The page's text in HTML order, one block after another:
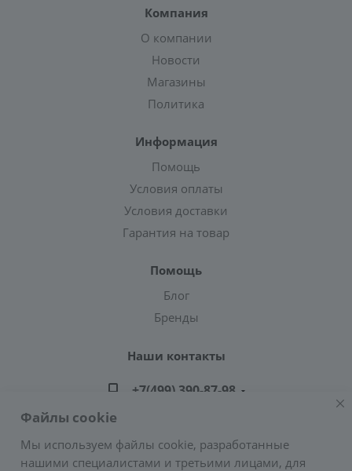
Компания
О компании
Новости
Магазины
Политика
Информация
Помощь
Условия оплаты
Условия доставки
Гарантия на товар
Помощь
Блог
Бренды
Наши контакты
+7(499) 390-87-98
Адрес: г. Москва, ул. Подольских Курсантов,
Файлы cookie
Мы используем файлы cookie, разработанные
нашими специалистами и третьими лицами, для